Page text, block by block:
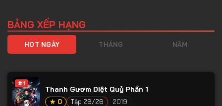
BẢNG XẾP HẠNG
HOT NGÀY THÁNG NĂM
#1
Thanh Gươm Diệt Quỷ Phần 1
★ 0 Tập 26/26 2019